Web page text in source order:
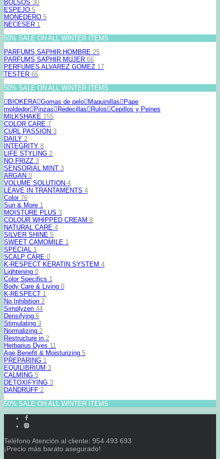
BOLSOS 30
ESPEJO 5
MONEDERO 5
NECESER 1
50% SALE ON ALL WINTER ITEMS
PARFUMS SAPHIR HOMBRE 25
PARFUMS SAPHIR MUJER 66
PERFUMES ALVAREZ GOMEZ 17
TESTER 65
50% SALE ON ALL WINTER ITEMS
BIOKERA Gomas de pelo Maquinillas
Pape
moldedor
Pinzas Redecillas Rulos Cepillos y Peines
MILKSHAKE 155
COLOR CARE 7
CURL PASSION 3
DAILY 2
INTEGRITY 8
LIFE STYLING 2
NO FRIZZ 3
SENSORIAL MINT 3
ARGAN 0
VOLUME SOLUTION 4
LEAVE IN TRANTAMENTS 4
Color 76
Sun & More 1
MOISTURE PLUS 3
COLOUR WHIPPED CREAM 8
NATURAL CARE 4
SILVER SHINE 5
SWEET CAMOMILE 1
SPECIAL 1
SCALP CARE 0
K-RESPECT KERATIN SYSTEM 4
Lightening 0
Color Specifics 1
Body Care & Living 0
K-RESPECT 1
No Inhibition 2
Simplyzen 44
Densifying 6
Stimulating 3
Normalizing 2
Restructure in 2
Herbarius Dyes 11
Age Benefit & Moisturizing 5
PREPARING 1
EQUILIBRIUM 3
CALMING 5
DETOXIFYING 3
DANDRUFF 2
50% SALE ON ALL WINTER ITEMS
Teléfono Atención al cliente: 954 493 693
¡Precio más barato asegurado!